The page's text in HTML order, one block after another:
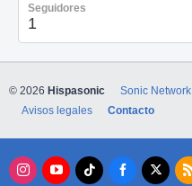
Seguidores
1
© 2026 Hispasonic Sonic Network
Avisos legales
Contacto